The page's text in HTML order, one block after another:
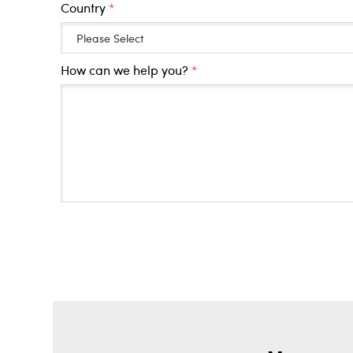
Country*
How can we help you?*